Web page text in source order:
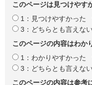
このページは見つけやす
1：見つけやすかった
3：どちらとも言えな
このページの内容はわか
1：わかりやすかった
3：どちらとも言えな
このページの内容は参考